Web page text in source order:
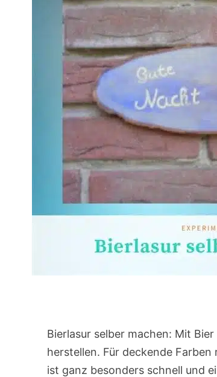
Bierlasur selber machen: Mit
herstellen. Für deckende
ist ganz besonders schnell und